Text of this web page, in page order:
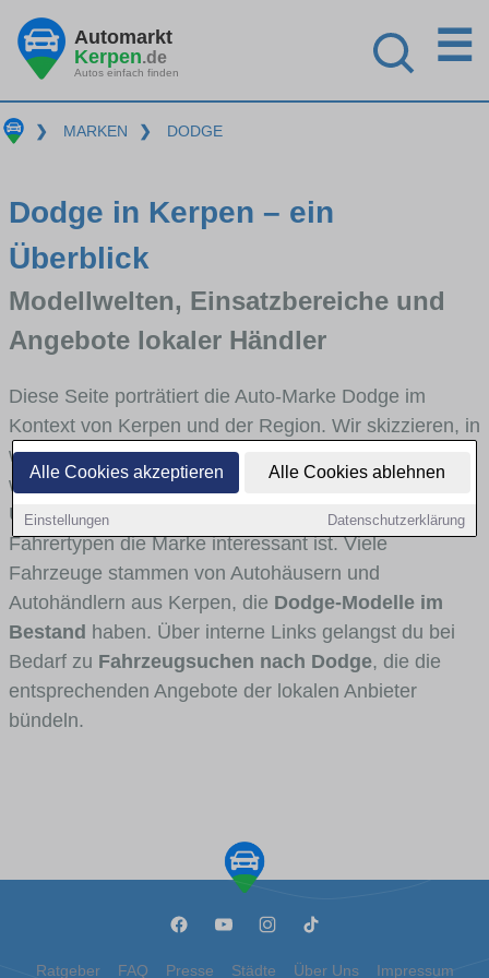
Alle Cookies akzeptieren Alle Cookies ablehnen
Einstellungen Datenschutzerklärung
Automarkt
Kerpen.de
Autos einfach finden
☰
❯ MARKEN ❯ DODGE
Dodge in Kerpen – ein
Überblick
Modellwelten, Einsatzbereiche und
Angebote lokaler Händler
Diese Seite porträtiert die Auto-Marke Dodge im
Kontext von Kerpen und der Region. Wir skizzieren, in
welchen Fahrzeugklassen Dodge stark vertreten ist,
welche Modellreihen häufig im Stadt- und
Umlandverkehr zu sehen sind und für welche
Fahrertypen die Marke interessant ist. Viele
Fahrzeuge stammen von Autohäusern und
Autohändlern aus Kerpen, die Dodge-Modelle im
Bestand haben. Über interne Links gelangst du bei
Bedarf zu Fahrzeugsuchen nach Dodge, die die
entsprechenden Angebote der lokalen Anbieter
bündeln.
Ratgeber FAQ Presse Städte Über Uns Impressum